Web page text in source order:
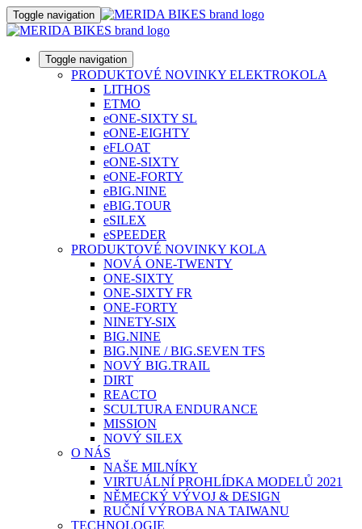
Toggle navigation
Toggle navigation
PRODUKTOVÉ NOVINKY ELEKTROKOLA
LITHOS
ETMO
eONE-SIXTY SL
eONE-EIGHTY
eFLOAT
eONE-SIXTY
eONE-FORTY
eBIG.NINE
eBIG.TOUR
eSILEX
eSPEEDER
PRODUKTOVÉ NOVINKY KOLA
NOVÁ ONE-TWENTY
ONE-SIXTY
ONE-SIXTY FR
ONE-FORTY
NINETY-SIX
BIG.NINE
BIG.NINE / BIG.SEVEN TFS
NOVÝ BIG.TRAIL
DIRT
REACTO
SCULTURA ENDURANCE
MISSION
NOVÝ SILEX
O NÁS
NAŠE MILNÍKY
VIRTUÁLNÍ PROHLÍDKA MODELŮ 2021
NĚMECKÝ VÝVOJ & DESIGN
RUČNÍ VÝROBA NA TAIWANU
TECHNOLOGIE